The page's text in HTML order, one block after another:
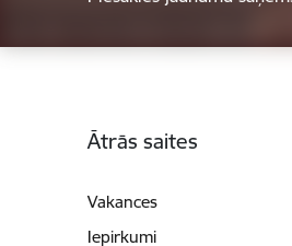
Ātrās saites
Vakances
Iepirkumi